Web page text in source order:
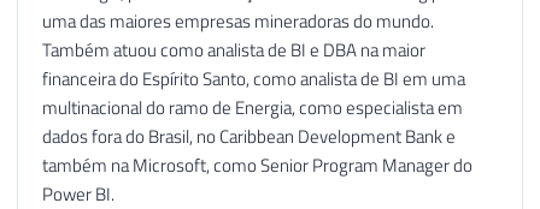
uma das maiores empresas mineradoras do mundo.
Também atuou como analista de BI e DBA na maior
financeira do Espírito Santo, como analista de BI em uma
multinacional do ramo de Energia, como especialista em
dados fora do Brasil, no Caribbean Development Bank e
também na Microsoft, como Senior Program Manager do
Power BI.